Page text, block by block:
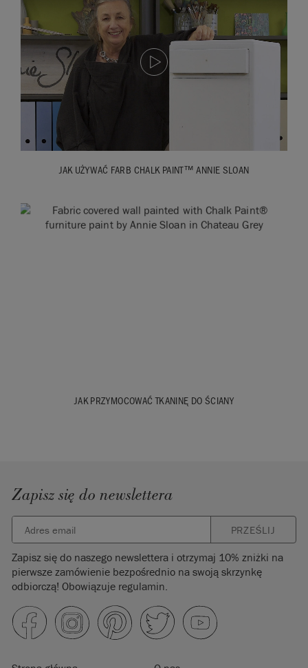
JAK UŻYWAĆ FARB CHALK PAINT™ ANNIE SLOAN
JAK PRZYMOCOWAĆ TKANINĘ DO ŚCIANY
Zapisz się do newslettera
PRZEŚLIJ
Zapisz się do naszego newslettera i otrzymaj 10% zniżki na
pierwsze zamówienie bezpośrednio na swoją skrzynkę
odbiorczą! Obowiązuje regulamin.